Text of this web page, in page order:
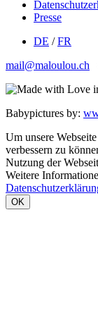
Presse
DE /FR
mail@maloulou.ch
Babypictures by:
Um unsere
verbessern zu
Nutzung der
Weitere
OK